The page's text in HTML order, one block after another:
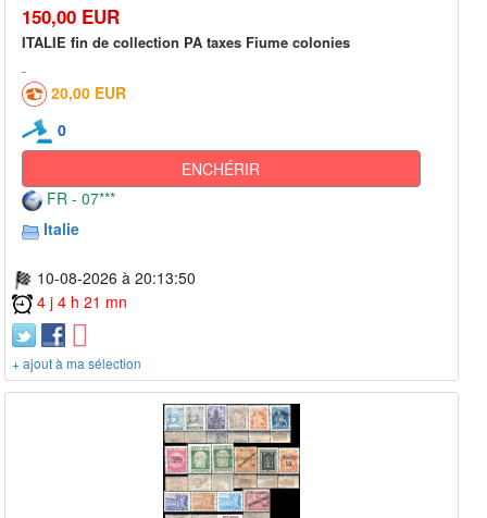
150,00 EUR
ITALIE fin de collection PA taxes Fiume colonies
20,00 EUR
0
ENCHÉRIR
FR - 07***
Italie
10-08-2026 à 20:13:50
4 j 4 h 21 mn
+ ajout à ma sélection